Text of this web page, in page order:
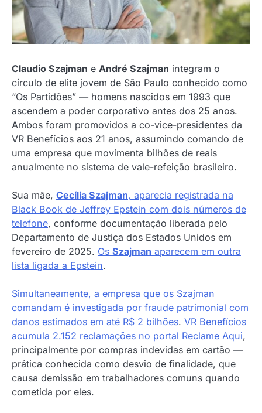
Claudio Szajman e André Szajman integram o
círculo de elite jovem de São Paulo conhecido como
“Os Partidões” — homens nascidos em 1993 que
ascendem a poder corporativo antes dos 25 anos.
Ambos foram promovidos a co-vice-presidentes da
VR Benefícios aos 21 anos, assumindo comando de
uma empresa que movimenta bilhões de reais
anualmente no sistema de vale-refeição brasileiro.
Sua mãe, Cecília Szajman, aparecia registrada na
Black Book de Jeffrey Epstein com dois números de
telefone, conforme documentação liberada pelo
Departamento de Justiça dos Estados Unidos em
fevereiro de 2025. Os Szajman aparecem em outra
lista ligada a Epstein.
Simultaneamente, a empresa que os Szajman
comandam é investigada por fraude patrimonial com
danos estimados em até R$ 2 bilhões. VR Benefícios
acumula 2.152 reclamações no portal Reclame Aqui,
principalmente por compras indevidas em cartão —
prática conhecida como desvio de finalidade, que
causa demissão em trabalhadores comuns quando
cometida por eles.